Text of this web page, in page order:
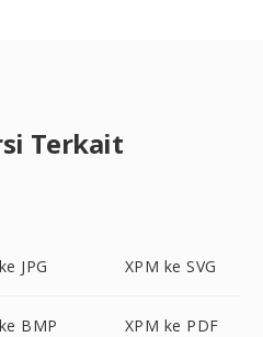
Terkait
JPG XPM ke SVG
BMP XPM ke PDF